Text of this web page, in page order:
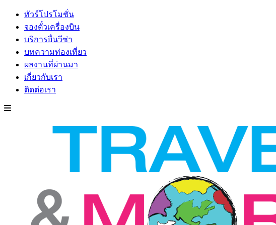
ทัวร์โปรโมชั่น
จองตั๋วเครื่องบิน
บริการยื่นวีซ่า
บทความท่องเที่ยว
ผลงานที่ผ่านมา
เกี่ยวกับเรา
ติดต่อเรา